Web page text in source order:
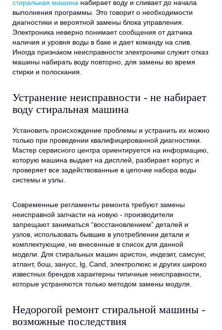
стиральная машина набирает воду и сливает до начала
выполнения программы. Это говорит о необходимости
диагностики и вероятной замены блока управления.
Электроника неверно понимает сообщения от датчика
наличия и уровня воды в баке и дает команду на слив.
Иногда признаком неисправности электроники служит отказ
машины набирать воду повторно, для замены во время
стирки и полоскания.
Устранение неисправности - не набирает
воду стиральная машина
Установить происхождение проблемы и устранить их можно
только при проведении квалифицированной диагностики.
Мастер сервисного центра ориентируется на информацию,
которую машина выдает на дисплей, разбирает корпус и
проверяет все задействованные в цепочке набора воды
системы и узлы.
Современные регламенты ремонта требуют замены
неисправной запчасти на новую - производители
запрещают заниматься “восстановлением” деталей и
узлов, использовать бывшие в употреблении детали и
комплектующие, не внесенные в список для данной
модели. Для стиральных машин аристон, индезит, самсунг,
атлант, бош, занусс, lg, Cand, электролюкс и других широко
известных брендов характерны типичные неисправности,
которые устраняются только методом замены модуля.
Недорогой ремонт стиральной машины -
возможные последствия